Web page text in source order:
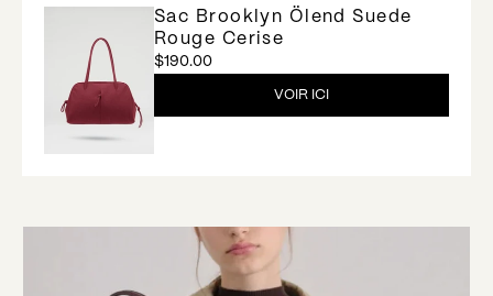
Sac Brooklyn Ölend Suede
Rouge Cerise
$190.00
VOIR ICI